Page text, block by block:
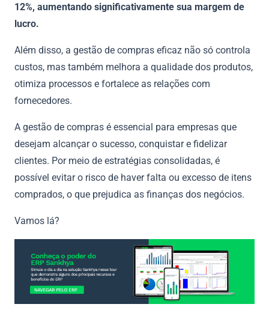
12%, aumentando significativamente sua margem de
lucro.
Além disso, a gestão de compras eficaz não só controla
custos, mas também melhora a qualidade dos produtos,
otimiza processos e fortalece as relações com
fornecedores.
A gestão de compras é essencial para empresas que
desejam alcançar o sucesso, conquistar e fidelizar
clientes. Por meio de estratégias consolidadas, é
possível evitar o risco de haver falta ou excesso de itens
comprados, o que prejudica as finanças dos negócios.
Vamos lá?